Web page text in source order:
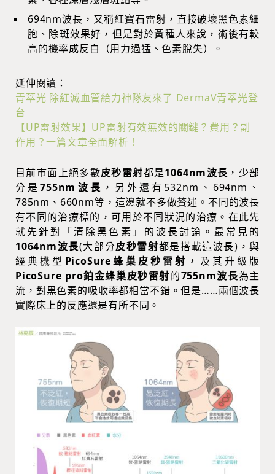
694nm波長，又稱紅寶石雷射，直接破壞黑色素細
胞、除斑效果好，但是對於黃種人來說，術後有較
高的機率成反白（用力過猛、色素脫失）。
延伸閱讀：
青萃光 除紅滅血管給力神隊友來了 DermaV青萃光登
台
【UP雷射效果】UP雷射有效無效的關鍵？費用？副
作用？一篇文章全面解析！
目前市面上絕多數皮秒雷射都是1064nm波長 ，少部
分是755nm波長 ，另外還有532nm、694nm、
785nm、660nm等，這邊就不多做贅述。不同的波長
有不同的治療標的，可用於不同狀況的治療。在此先
就先針對「清除黑色素」的波長討論。最常見的
1064nm波長(大部分皮秒雷射都是搭載這波長)，與
經典機型 PicoSure蜂巢皮秒雷射， 及其升級版
PicoSure pro鉑金蜂巢皮秒雷射的755nm波長為主
流，對黑色素的吸收率都相當不錯。但是……兩個波長
實際床上的反應還是有所不同。